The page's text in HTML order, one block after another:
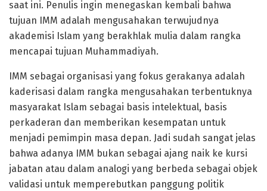
saat ini. Penulis ingin menegaskan kembali bahwa
tujuan IMM adalah mengusahakan terwujudnya
akademisi Islam yang berakhlak mulia dalam rangka
mencapai tujuan Muhammadiyah.
IMM sebagai organisasi yang fokus gerakanya adalah
kaderisasi dalam rangka mengusahakan terbentuknya
masyarakat Islam sebagai basis intelektual, basis
perkaderan dan memberikan kesempatan untuk
menjadi pemimpin masa depan. Jadi sudah sangat jelas
bahwa adanya IMM bukan sebagai ajang naik ke kursi
jabatan atau dalam analogi yang berbeda sebagai objek
validasi untuk memperebutkan panggung politik